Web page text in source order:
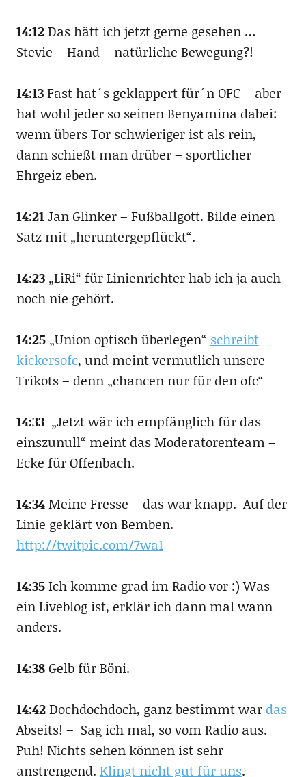
14:12Das hätt ich jetzt gerne gesehen …
Stevie – Hand – natürliche Bewegung?!
14:13Fast hat´s geklappert für´n OFC – aber
hat wohl jeder so seinen Benyamina dabei:
wenn übers Tor schwieriger ist als rein,
dann schießt man drüber – sportlicher
Ehrgeiz eben.
14:21Jan Glinker – Fußballgott. Bilde einen
Satz mit „heruntergepflückt“.
14:23„LiRi“ für Linienrichter hab ich ja auch
noch nie gehört.
14:25„Union optisch überlegen“ schreibt
kickersofc, und meint vermutlich unsere
Trikots – denn „chancen nur für den ofc“
14:33„Jetzt wär ich empfänglich für das
einszunull“ meint das Moderatorenteam –
Ecke für Offenbach.
14:34Meine Fresse – das war knapp. Auf der
Linie geklärt von Bemben.
http://twitpic.com/7wa1
14:35Ich komme grad im Radio vor :) Was
ein Liveblog ist, erklär ich dann mal wann
anders.
14:38 Gelb für Böni.
14:42Dochdochdoch, ganz bestimmt war das
Abseits! – Sag ich mal, so vom Radio aus.
Puh! Nichts sehen können ist sehr
anstrengend. Klingt nicht gut für uns.